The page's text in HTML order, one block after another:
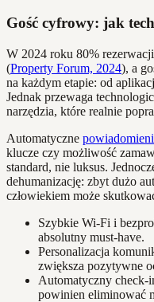
Gość cyfrowy: jak
W 2024 roku 80%
(Property Forum, 2024), a
na każdym etapie: od
Jednak przewaga
narzędzia, które realnie
Automatyczne
klucze czy możliwość
standard, nie luksus.
dehumanizację: zbyt dużo
człowiekiem może
Szybkie Wi-Fi i
absolutny must-have.
Personalizacja
zwiększa pozytywne
Automatyczny check-
powinien eliminować